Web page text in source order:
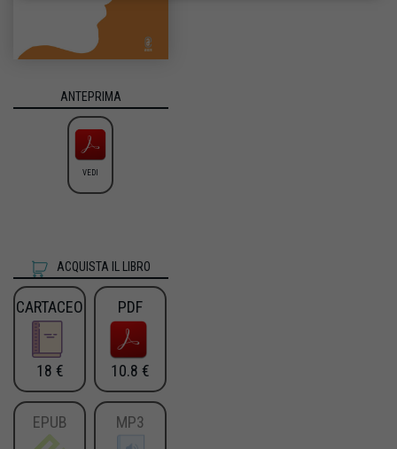
ANTEPRIMA
VEDI
ACQUISTA IL LIBRO
CARTACEO
18 €
PDF
10.8 €
EPUB MP3